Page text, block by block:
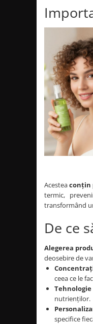
Echipament lucru salon
Accesorii curatare perii
Accesorii extensii par
Cap manechin par
Trepiede cap manechin
Foarfece de tuns
Foarfece de filat
Acesteaconțin
termic,
transformând
De ce
Alegerea
deosebire de
ceea ce le
nutrienților.
specifice